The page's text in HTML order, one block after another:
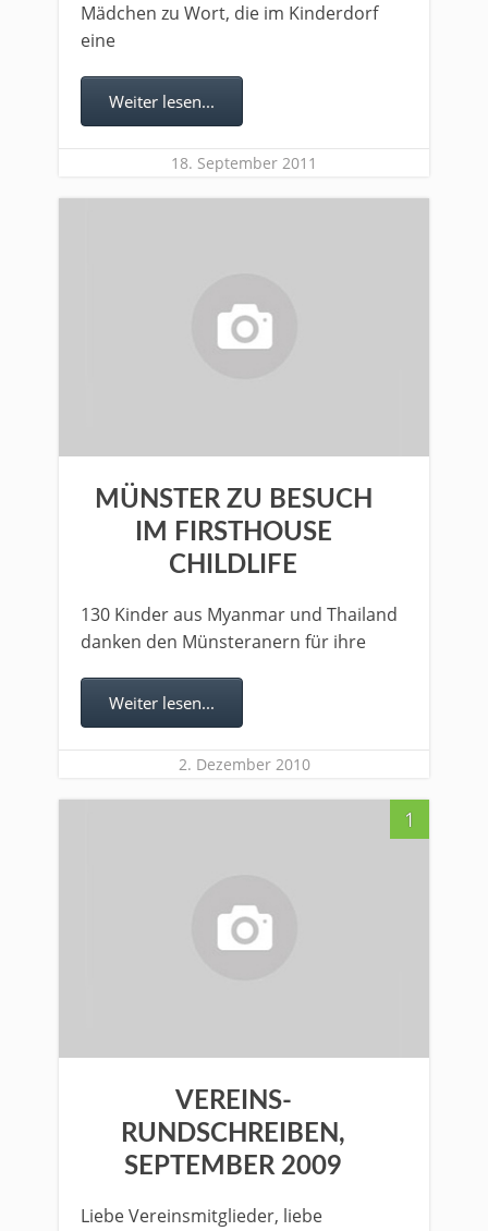
Mädchen zu Wort, die im Kinderdorf
eine
Weiter lesen...
18. September 2011
MÜNSTER ZU BESUCH
IM FIRSTHOUSE
CHILDLIFE
130 Kinder aus Myanmar und Thailand
danken den Münsteranern für ihre
Weiter lesen...
2. Dezember 2010
1
VEREINS-
RUNDSCHREIBEN,
SEPTEMBER 2009
Liebe Vereinsmitglieder, liebe